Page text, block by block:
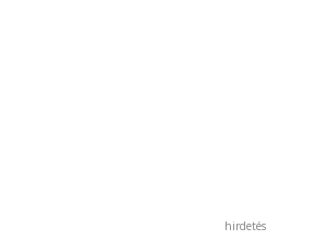
hirdetés